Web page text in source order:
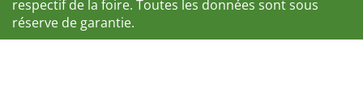
respectif de la foire. Toutes les données sont sous
réserve de garantie.